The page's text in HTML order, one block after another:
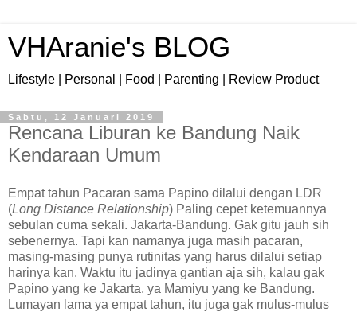
VHAranie's BLOG
Lifestyle | Personal | Food | Parenting | Review Product
Sabtu, 12 Januari 2019
Rencana Liburan ke Bandung Naik
Kendaraan Umum
Empat tahun Pacaran sama Papino dilalui dengan LDR
(Long Distance Relationship) Paling cepet ketemuannya
sebulan cuma sekali. Jakarta-Bandung. Gak gitu jauh sih
sebenernya. Tapi kan namanya juga masih pacaran,
masing-masing punya rutinitas yang harus dilalui setiap
harinya kan. Waktu itu jadinya gantian aja sih, kalau gak
Papino yang ke Jakarta, ya Mamiyu yang ke Bandung.
Lumayan lama ya empat tahun, itu juga gak mulus-mulus